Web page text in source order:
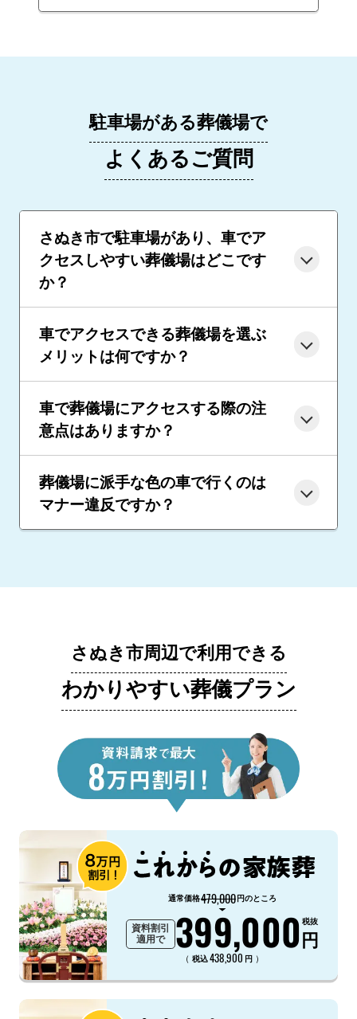
駐車場がある葬儀場で
よくあるご質問
さぬき市で駐車場があり、車でア
クセスしやすい葬儀場はどこです
か？
車でアクセスできる葬儀場を選ぶ
メリットは何ですか？
車で葬儀場にアクセスする際の注
意点はありますか？
葬儀場に派手な色の車で行くのは
マナー違反ですか？
さぬき市周辺で利用できる
わかりやすい葬儀プラン
通常価格479,000円のところ
資料割引
適用で
399,000円
税抜
（ 税込438,900 円 ）